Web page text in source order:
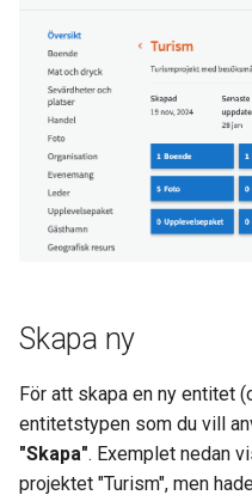
Kontakter
Idéer
Showcases
Dokument
Förvaltning och uppdatering
Detaljerad information
Ersätt fil
Länka till resurs
Sök
Sökfilter
Se detaljerad information
Ta bort
Skapa ny
För att skapa en ny entitet
entitetstypen som du vill
"Skapa". Exemplet nedan
projektet "Turism", men